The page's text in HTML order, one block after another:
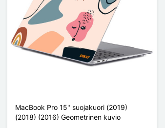
MacBook Pro 15" suojakuori (2019)
(2018) (2016) Geometrinen kuvio